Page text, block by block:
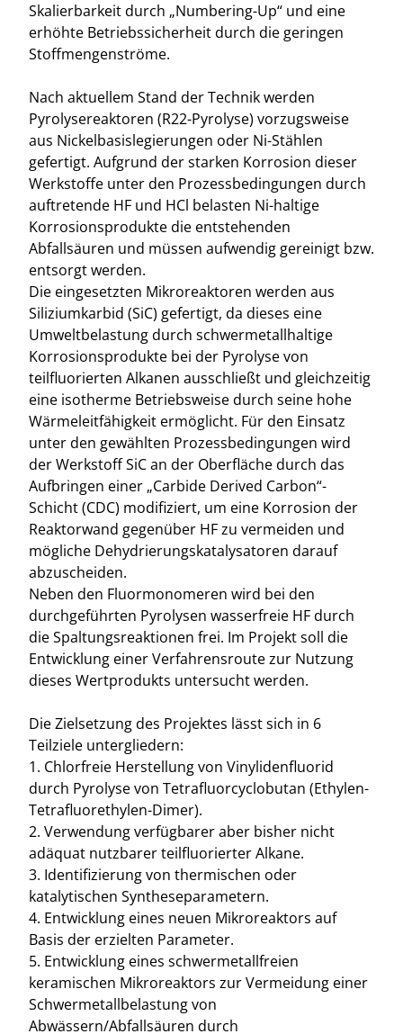
Skalierbarkeit durch „Numbering-Up“ und eine
erhöhte Betriebssicherheit durch die geringen
Stoffmengenströme.
Nach aktuellem Stand der Technik werden
Pyrolysereaktoren (R22-Pyrolyse) vorzugsweise
aus Nickelbasislegierungen oder Ni-Stählen
gefertigt. Aufgrund der starken Korrosion dieser
Werkstoffe unter den Prozessbedingungen durch
auftretende HF und HCl belasten Ni-haltige
Korrosionsprodukte die entstehenden
Abfallsäuren und müssen aufwendig gereinigt bzw.
entsorgt werden.
Die eingesetzten Mikroreaktoren werden aus
Siliziumkarbid (SiC) gefertigt, da dieses eine
Umweltbelastung durch schwermetallhaltige
Korrosionsprodukte bei der Pyrolyse von
teilfluorierten Alkanen ausschließt und gleichzeitig
eine isotherme Betriebsweise durch seine hohe
Wärmeleitfähigkeit ermöglicht. Für den Einsatz
unter den gewählten Prozessbedingungen wird
der Werkstoff SiC an der Oberfläche durch das
Aufbringen einer „Carbide Derived Carbon“-
Schicht (CDC) modifiziert, um eine Korrosion der
Reaktorwand gegenüber HF zu vermeiden und
mögliche Dehydrierungskatalysatoren darauf
abzuscheiden.
Neben den Fluormonomeren wird bei den
durchgeführten Pyrolysen wasserfreie HF durch
die Spaltungsreaktionen frei. Im Projekt soll die
Entwicklung einer Verfahrensroute zur Nutzung
dieses Wertprodukts untersucht werden.
Die Zielsetzung des Projektes lässt sich in 6
Teilziele untergliedern:
1. Chlorfreie Herstellung von Vinylidenfluorid
durch Pyrolyse von Tetrafluorcyclobutan (Ethylen-
Tetrafluorethylen-Dimer).
2. Verwendung verfügbarer aber bisher nicht
adäquat nutzbarer teilfluorierter Alkane.
3. Identifizierung von thermischen oder
katalytischen Syntheseparametern.
4. Entwicklung eines neuen Mikroreaktors auf
Basis der erzielten Parameter.
5. Entwicklung eines schwermetallfreien
keramischen Mikroreaktors zur Vermeidung einer
Schwermetallbelastung von
Abwässern/Abfallsäuren durch